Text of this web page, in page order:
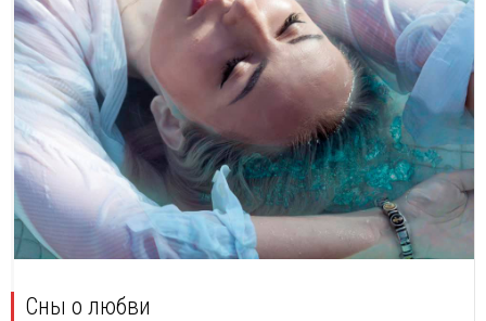
Сны о любви